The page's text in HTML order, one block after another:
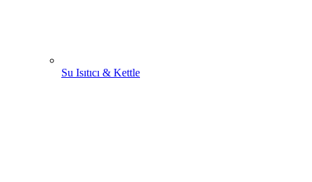
Su Isıtıcı & Kettle